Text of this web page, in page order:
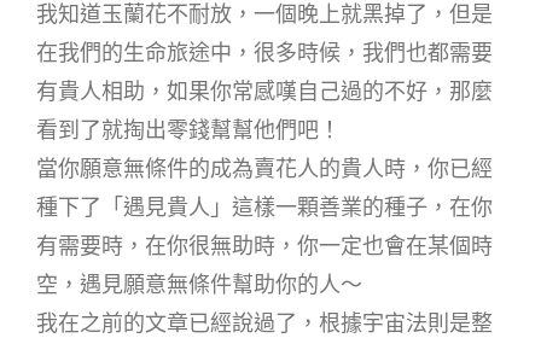
我知道玉蘭花不耐放，一個晚上就黑掉了，但是
在我們的生命旅途中，很多時候，我們也都需要
有貴人相助，如果你常感嘆自己過的不好，那麼
看到了就掏出零錢幫幫他們吧！
當你願意無條件的成為賣花人的貴人時，你已經
種下了「遇見貴人」這樣一顆善業的種子，在你
有需要時，在你很無助時，你一定也會在某個時
空，遇見願意無條件幫助你的人～
我在之前的文章已經說過了，根據宇宙法則是整